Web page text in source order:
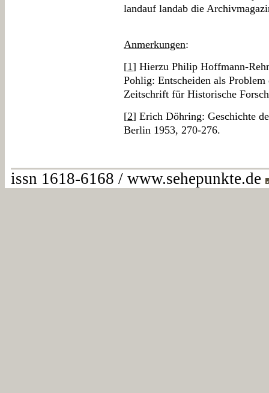
landauf landab die
Anmerkungen:
[1] Hierzu Philip Hoffmann-
Pohlig: Entscheiden als
Zeitschrift für Historische
[2] Erich Döhring: Geschichte
Berlin 1953, 270-276.
issn 1618-6168 / www.sehepunkte.de